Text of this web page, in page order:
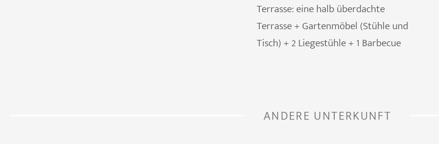
Terrasse: eine halb überdachte
Terrasse + Gartenmöbel (Stühle und
Tisch) + 2 Liegestühle + 1 Barbecue
ANDERE UNTERKUNFT